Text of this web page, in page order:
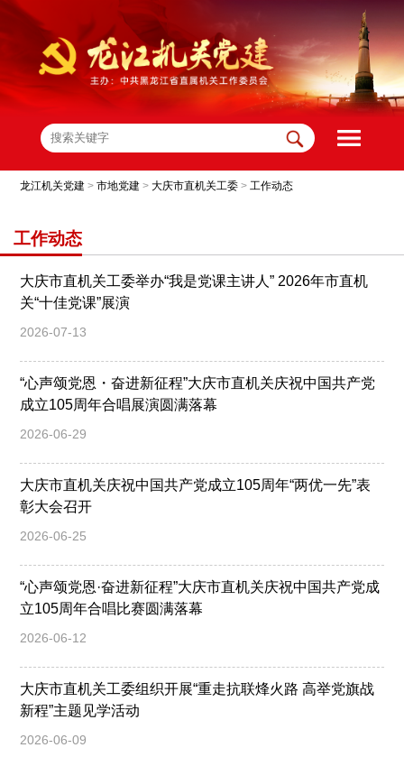
龙江机关党建 >市地党建 >大庆市直机关工委 >工作动态
工作动态
大庆市直机关工委举办“我是党课主讲人” 2026年市直机
关“十佳党课”展演
2026-07-13
“心声颂党恩・奋进新征程”大庆市直机关庆祝中国共产党
成立105周年合唱展演圆满落幕
2026-06-29
大庆市直机关庆祝中国共产党成立105周年“两优一先”表
彰大会召开
2026-06-25
“心声颂党恩·奋进新征程”大庆市直机关庆祝中国共产党成
立105周年合唱比赛圆满落幕
2026-06-12
大庆市直机关工委组织开展“重走抗联烽火路 高举党旗战
新程”主题见学活动
2026-06-09